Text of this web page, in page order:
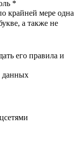
*
крайней мере одна
а также не
его правила и
данных